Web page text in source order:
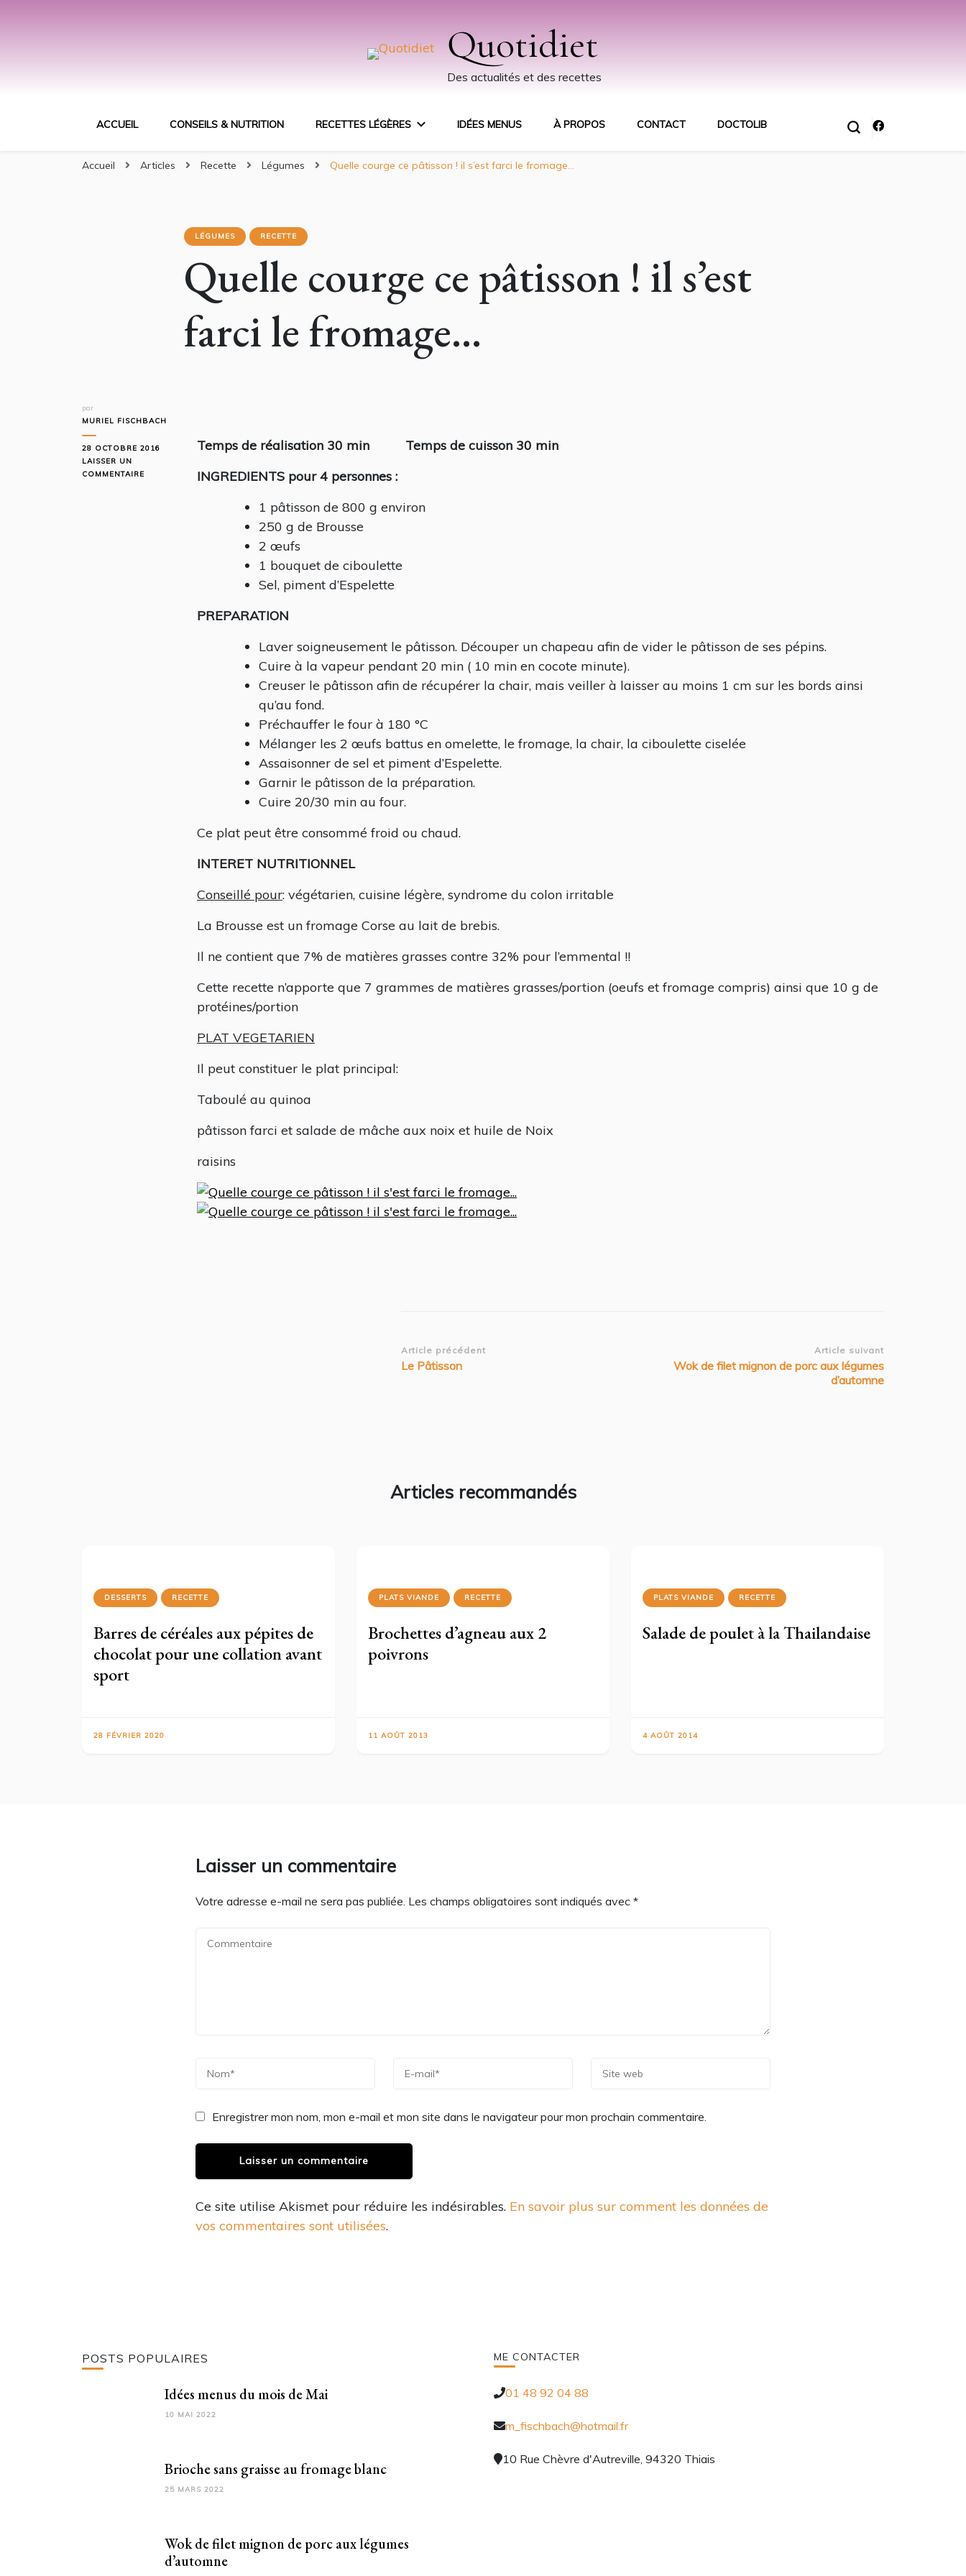
Quotidiet
Des actualités et des recettes
ACCUEIL CONSEILS & NUTRITION RECETTES LÉGÈRES IDÉES MENUS À PROPOS CONTACT DOCTOLIB
Accueil Articles Recette Légumes Quelle courge ce pâtisson ! il s’est farci le fromage…
LÉGUMES RECETTE
Quelle courge ce pâtisson ! il s’est
farci le fromage…
par
MURIEL FISCHBACH
28 OCTOBRE 2016
LAISSER UN
COMMENTAIRE
Temps de réalisation 30 min Temps de cuisson 30 min
INGREDIENTS pour 4 personnes :
1 pâtisson de 800 g environ
250 g de Brousse
2 œufs
1 bouquet de ciboulette
Sel, piment d’Espelette
PREPARATION
Laver soigneusement le pâtisson. Découper un chapeau afin de vider le pâtisson de ses pépins.
Cuire à la vapeur pendant 20 min ( 10 min en cocote minute).
Creuser le pâtisson afin de récupérer la chair, mais veiller à laisser au moins 1 cm sur les bords ainsi
qu’au fond.
Préchauffer le four à 180 °C
Mélanger les 2 œufs battus en omelette, le fromage, la chair, la ciboulette ciselée
Assaisonner de sel et piment d’Espelette.
Garnir le pâtisson de la préparation.
Cuire 20/30 min au four.
Ce plat peut être consommé froid ou chaud.
INTERET NUTRITIONNEL
Conseillé pour: végétarien, cuisine légère, syndrome du colon irritable
La Brousse est un fromage Corse au lait de brebis.
Il ne contient que 7% de matières grasses contre 32% pour l’emmental !!
Cette recette n’apporte que 7 grammes de matières grasses/portion (oeufs et fromage compris) ainsi que 10 g de
protéines/portion
PLAT VEGETARIEN
Il peut constituer le plat principal:
Taboulé au quinoa
pâtisson farci et salade de mâche aux noix et huile de Noix
raisins
Navigation
Article précédent
Le Pâtisson
Article suivant
Wok de filet mignon de porc aux légumes
d’automne
Articles recommandés
DESSERTS RECETTE
Barres de céréales aux pépites de
chocolat pour une collation avant
sport
28 FÉVRIER 2020
PLATS VIANDE RECETTE
Brochettes d’agneau aux 2
poivrons
11 AOÛT 2013
PLATS VIANDE RECETTE
Salade de poulet à la Thailandaise
4 AOÛT 2014
Laisser un commentaire
Votre adresse e-mail ne sera pas publiée. Les champs obligatoires sont indiqués avec *
Enregistrer mon nom, mon e-mail et mon site dans le navigateur pour mon prochain commentaire.
Ce site utilise Akismet pour réduire les indésirables. En savoir plus sur comment les données de
vos commentaires sont utilisées.
POSTS POPULAIRES
Idées menus du mois de Mai
10 MAI 2022
Brioche sans graisse au fromage blanc
25 MARS 2022
Wok de filet mignon de porc aux légumes
d’automne
ME CONTACTER
01 48 92 04 88
m_fischbach@hotmail.fr
10 Rue Chèvre d'Autreville, 94320 Thiais